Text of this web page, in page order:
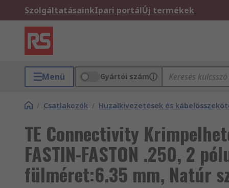
SzolgáltatásainkIpari portálÚj termékek
Menü Gyártói szám
/ Csatlakozók / Huzalkivezetések és
TE Connectivity
FASTIN-FASTON .250, 2
fülméret:6.35 mm, Natúr